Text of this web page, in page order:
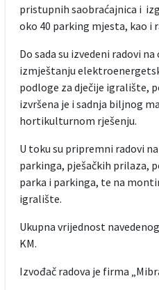
pristupnih saobraćajnica i
oko 40 parking mjesta, kao i
Do sada su izvedeni radovi
izmještanju
podloge za dječije igralište,
izvršena je i sadnja biljnog
hortikulturnom rješenju.
U toku su pripremni radovi
parkinga, pješačkih prilaza,
parka i parkinga, te na
igralište.
Ukupna vrijednost
KM.
Izvođač radova je firma